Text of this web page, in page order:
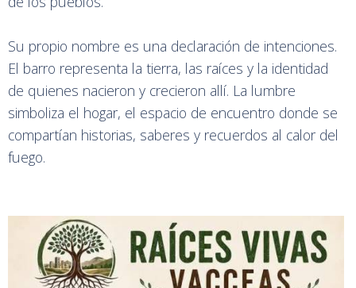
Su propio nombre es una declaración de intenciones.
El barro representa la tierra, las raíces y la identidad
de quienes nacieron y crecieron allí. La lumbre
simboliza el hogar, el espacio de encuentro donde se
compartían historias, saberes y recuerdos al calor del
fuego.